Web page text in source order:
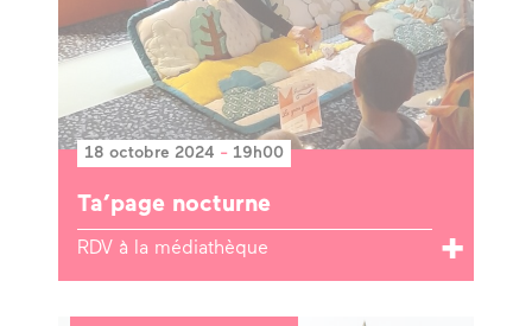
18 octobre 2024 - 19h00
Ta’page nocturne
RDV à la médiathèque